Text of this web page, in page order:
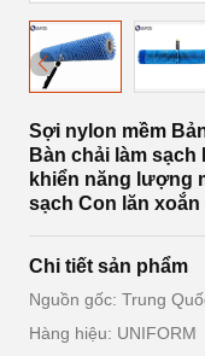
Sợi nylon mềm
Bàn chải làm
khiển năng lượng
sạch Con lăn xoắn
Chi tiết sản phẩm
Nguồn gốc: Trung
Hàng hiệu: UNIFORM